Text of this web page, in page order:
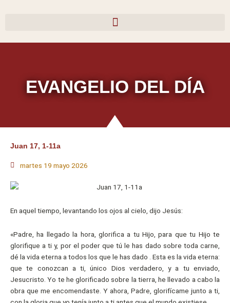
EVANGELIO DEL DÍA
Juan 17, 1-11a
martes 19 mayo 2026
En aquel tiempo, levantando los ojos al cielo, dijo Jesús:
«Padre, ha llegado la hora, glorifica a tu Hijo, para que tu Hijo te
glorifique a ti y, por el poder que tú le has dado sobre toda carne,
dé la vida eterna a todos los que le has dado . Esta es la vida eterna:
que te conozcan a ti, único Dios verdadero, y a tu enviado,
Jesucristo. Yo te he glorificado sobre la tierra, he llevado a cabo la
obra que me encomendaste. Y ahora, Padre, glorifícame junto a ti,